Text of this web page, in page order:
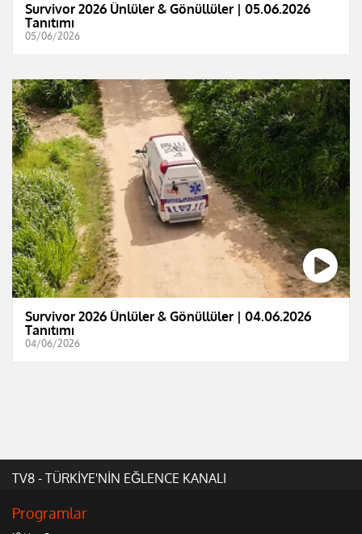
Survivor 2026 Ünlüler & Gönüllüler | 05.06.2026
Tanıtımı
05/06/2026
Survivor 2026 Ünlüler & Gönüllüler | 04.06.2026
Tanıtımı
04/06/2026
TV8 - TÜRKİYE'NİN EĞLENCE KANALI
Programlar